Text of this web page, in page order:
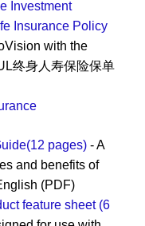
Investment
Insurance Policy
with the
终身人寿保险保单
pages) - A
and benefits of
(PDF)
feature sheet (6